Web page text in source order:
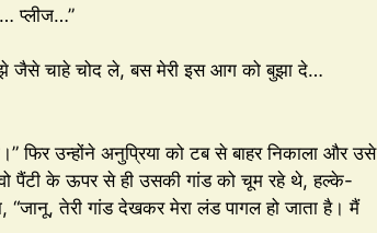
प्लीज…”
जैसे चाहे चोद ले, बस मेरी इस आग को बुझा दे…
उन्होंने अनुप्रिया को टब से बाहर निकाला और उसे
पैंटी के ऊपर से ही उसकी गांड को चूम रहे थे, हल्के-
तेरी गांड देखकर मेरा लंड पागल हो जाता है। मैं